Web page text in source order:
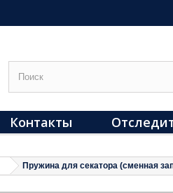
Контакты
Пружина для секатора (сменная